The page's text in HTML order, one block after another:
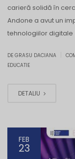
carieră solidă în
Andone a avut un
tehnologiilor digitale
DE GRASU DACIANA
EDUCATIE
DETALIU
FEB
23